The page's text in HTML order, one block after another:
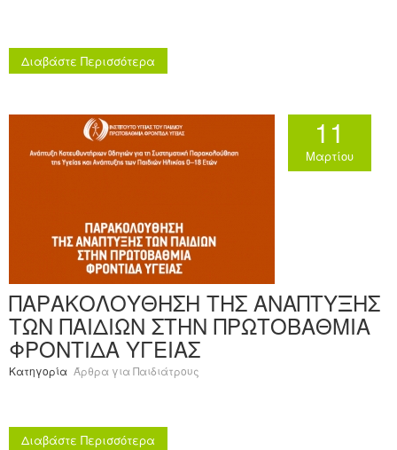
Διαβάστε Περισσότερα
11
Μαρτίου
ΠΑΡΑΚΟΛΟΥΘΗΣΗ ΤΗΣ ΑΝΑΠΤΥΞΗΣ
ΤΩΝ ΠΑΙΔΙΩΝ ΣΤΗΝ ΠΡΩΤΟΒΑΘΜΙΑ
ΦΡΟΝΤΙΔΑ ΥΓΕΙΑΣ
Κατηγορία Άρθρα για Παιδιάτρους
Διαβάστε Περισσότερα